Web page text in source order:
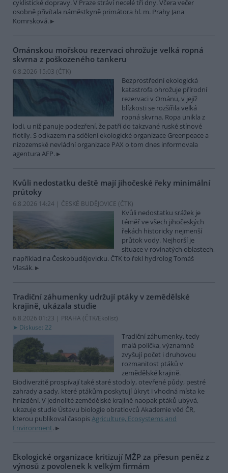
cyklistické dopravy. V Praze stráví necelé tři dny. Včera večer
osobně přivítala náměstkyně primátora hl. m. Prahy Jana
Komrsková.
Ománskou mořskou rezervaci ohrožuje velká ropná
skvrna z poškozeného tankeru
6.8.2026 15:03 (ČTK)
Bezprostřední ekologická
katastrofa ohrožuje přírodní
rezervaci v Ománu, v jejíž
blízkosti se rozšířila velká
ropná skvrna. Ropa unikla z
lodi, u níž panuje podezření, že patří do takzvané ruské stínové
flotily. S odkazem na sdělení ekologické organizace Greenpeace a
nizozemské nevládní organizace PAX o tom dnes informovala
agentura AFP.
Kvůli nedostatku deště mají jihočeské řeky minimální
průtoky
6.8.2026 14:24 | ČESKÉ BUDĚJOVICE (ČTK)
Kvůli nedostatku srážek je
téměř ve všech jihočeských
řekách historicky nejmenší
průtok vody. Nejhorší je
situace v rovinatých oblastech,
například na Českobudějovicku. ČTK to řekl hydrolog Tomáš
Vlasák.
Tradiční záhumenky udržují ptáky v zemědělské
krajině, ukázala studie
6.8.2026 01:23 | PRAHA (ČTK/Ekolist)
Diskuse: 22
Tradiční záhumenky, tedy
malá políčka, významně
zvyšují počet i druhovou
rozmanitost ptáků v
zemědělské krajině.
Biodiverzitě prospívají také staré stodoly, otevřené půdy, pestré
zahrady a sady, které ptákům poskytují úkryt i vhodná místa ke
hnízdění. V jednolité zemědělské krajině naopak ptáků ubývá,
ukazuje studie Ústavu biologie obratlovců Akademie věd ČR,
kterou publikoval časopisAgriculture, Ecosystems and
Environment.
Ekologické organizace kritizují MŽP za přesun peněz z
výnosů z povolenek k velkým firmám